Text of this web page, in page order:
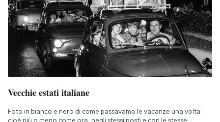
Vecchie estati italiane
Foto in bianco e nero di come passavamo le vacanze una volta:
cioè più o meno come ora, negli stessi posti e con le stesse